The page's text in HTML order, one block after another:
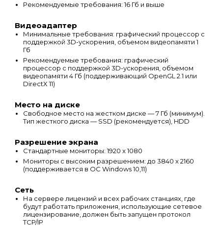
Рекомендуемые требования: 16 Гб и выше
Видеоадаптер
Минимальные требования: графический процессор с
поддержкой 3D-ускорения, объемом видеопамяти 1
Гб
Рекомендуемые требования: графический
процессор с поддержкой 3D-ускорения, объемом
видеопамяти 4 Гб (поддерживающий OpenGL 2.1 или
DirectX 11)
Место на диске
Свободное место на жестком диске — 7 Гб (минимум).
Тип жесткого диска — SSD (рекомендуется), HDD
Разрешение экрана
Стандартные мониторы: 1920 x 1080
Мониторы с высоким разрешением: до 3840 x 2160
(поддерживается в ОС Windows 10,11)
Сеть
На сервере лицензий и всех рабочих станциях, где
будут работать приложения, использующие сетевое
лицензирование, должен быть запущен протокол
TCP/IP